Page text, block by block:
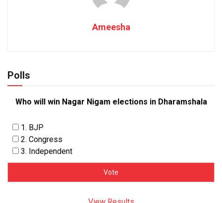
Ameesha
Polls
Who will win Nagar Nigam elections in Dharamshala
1. BJP
2. Congress
3. Independent